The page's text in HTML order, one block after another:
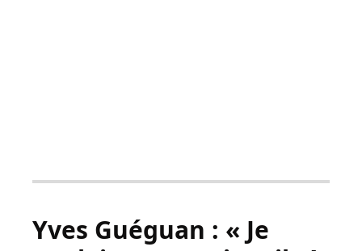
Yves Guéguan : « Je